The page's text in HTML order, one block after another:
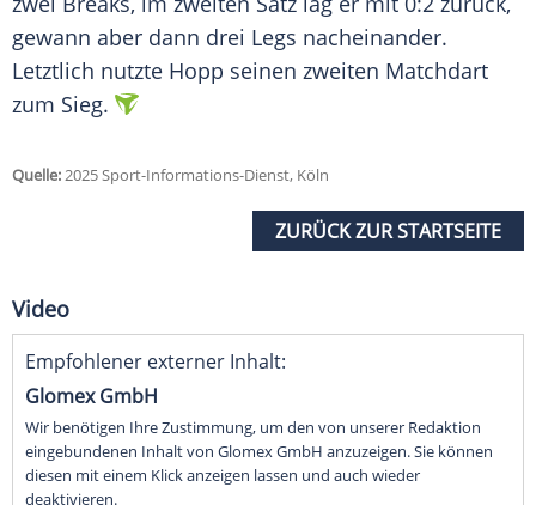
gewann aber dann drei Legs nacheinander.
Letztlich nutzte Hopp seinen zweiten Matchdart
zum Sieg.
Quelle:2025 Sport-Informations-Dienst, Köln
ZURÜCK ZUR STARTSEITE
Video
Empfohlener externer Inhalt:
Glomex GmbH
Wir benötigen Ihre Zustimmung, um den von unserer Redaktion
eingebundenen Inhalt von Glomex GmbH anzuzeigen. Sie können
diesen mit einem Klick anzeigen lassen und auch wieder
deaktivieren.